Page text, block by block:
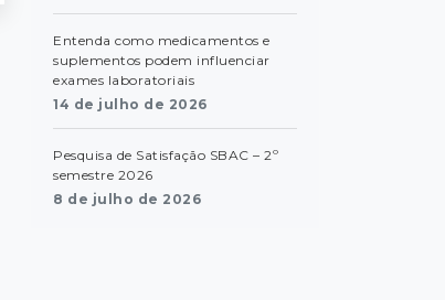
Entenda como medicamentos e
suplementos podem influenciar
exames laboratoriais
14 de julho de 2026
Pesquisa de Satisfação SBAC – 2º
semestre 2026
8 de julho de 2026